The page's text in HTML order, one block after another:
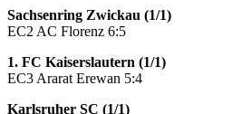
Sachsenring Zwickau (1/1)
EC2 AC Florenz 6:5
1. FC Kaiserslautern (1/1)
EC3 Ararat Erewan 5:4
Karlsruher SC (1/1)